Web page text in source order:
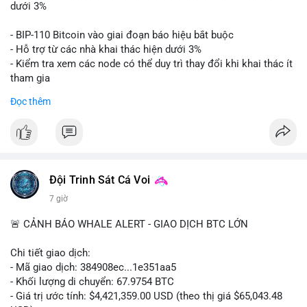
giá. Cần theo dõi sát sao bước tiếp theo của dòng tiền này.
Lời khuyên: Nhà đầu tư nhỏ lẻ nên thận trọng quan sát biến
động thanh khoản trong 24-48 giờ tới. Tránh hành động theo
cảm xúc, hãy chờ xác nhận điểm đến của số BTC này trước khi
điều chỉnh vị thế.
#556btc #36trusd
dưới 3%
- BIP-110 Bitcoin vào giai đoạn báo hiệu bắt buộc
- Hỗ trợ từ các nhà khai thác hiện dưới 3%
- Kiểm tra xem các node có thể duy trì thay đổi khi khai thác ít
tham gia
📰 Nguồn: Cointelegraph
Đọc thêm
Đội Trinh Sát Cá Voi
7 giờ
🚨 CẢNH BÁO WHALE ALERT - GIAO DỊCH BTC LỚN
Chi tiết giao dịch:
- Mã giao dịch: 384908ec...1e351aa5
- Khối lượng di chuyển: 67.9754 BTC
- Giá trị ước tính: $4,421,359.00 USD (theo thị giá $65,043.48